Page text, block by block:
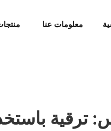
معلومات عنا
ترقية